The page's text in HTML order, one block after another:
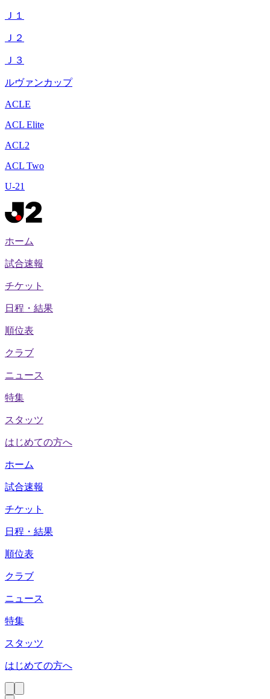
Ｊ１
Ｊ２
Ｊ３
ルヴァンカップ
ACLE
ACL Elite
ACL2
ACL Two
U-21
ホーム
試合速報
チケット
日程・結果
順位表
クラブ
ニュース
特集
スタッツ
はじめての方へ
ホーム
試合速報
チケット
日程・結果
順位表
クラブ
ニュース
特集
スタッツ
はじめての方へ